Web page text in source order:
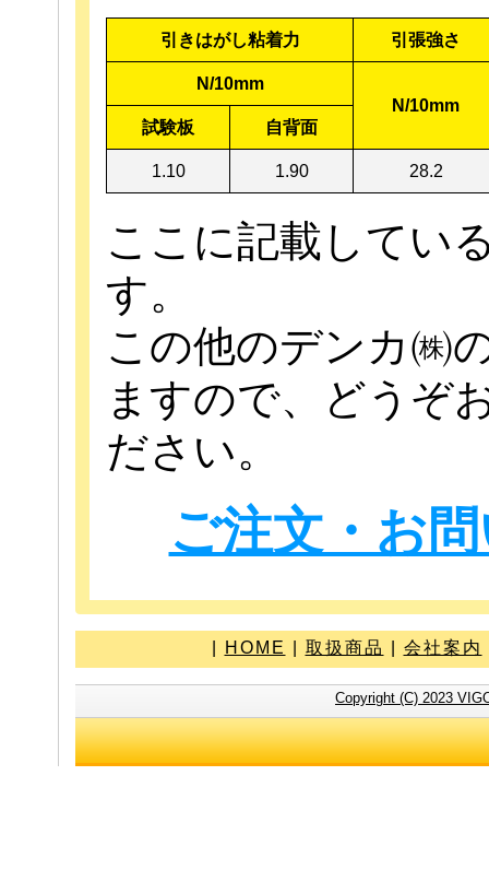
引きはがし粘着力 引張強さ
N/10mm
N/10mm
試験板
自背面
1.10 1.90 28.2
ここに記載してい
す。
この他のデンカ㈱
ますので、どうぞ
ださい。
ご注文・お
HOME 取扱商品 会社案内
Copyright (C) 2023